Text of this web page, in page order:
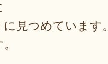
見つめています。